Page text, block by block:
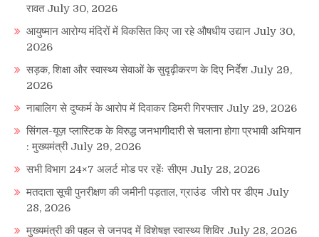
रावत July 30, 2026
आयुष्मान आरोग्य मंदिरों में विकसित किए जा रहे औषधीय उद्यान July 30,
2026
सड़क, शिक्षा और स्वास्थ्य सेवाओं के सुदृढ़ीकरण के दिए निर्देश July 29,
2026
नाबालिग से दुष्कर्म के आरोप में दिवाकर डिमरी गिरफ्तार July 29, 2026
सिंगल-यूज़ प्लास्टिक के विरुद्ध जनभागीदारी से चलाना होगा प्रभावी अभियान
: मुख्यमंत्री July 29, 2026
सभी विभाग 24×7 अलर्ट मोड पर रहेंः सीएम July 28, 2026
मतदाता सूची पुनरीक्षण की जमीनी पड़ताल, ग्राउंड जीरो पर डीएम July
28, 2026
मुख्यमंत्री की पहल से जनपद में विशेषज्ञ स्वास्थ्य शिविर July 28, 2026